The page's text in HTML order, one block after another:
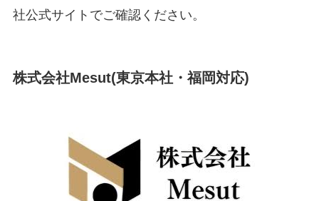
社公式サイトでご確認ください。
株式会社Mesut(東京本社・福岡対応)